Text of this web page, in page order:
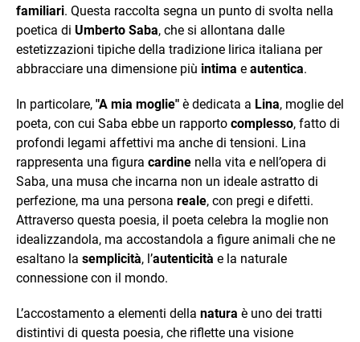
familiari. Questa raccolta segna un punto di svolta nella
poetica di Umberto Saba, che si allontana dalle
estetizzazioni tipiche della tradizione lirica italiana per
abbracciare una dimensione più intima e autentica.
In particolare, "A mia moglie" è dedicata a Lina, moglie del
poeta, con cui Saba ebbe un rapporto complesso, fatto di
profondi legami affettivi ma anche di tensioni. Lina
rappresenta una figura cardine nella vita e nell’opera di
Saba, una musa che incarna non un ideale astratto di
perfezione, ma una persona reale, con pregi e difetti.
Attraverso questa poesia, il poeta celebra la moglie non
idealizzandola, ma accostandola a figure animali che ne
esaltano la semplicità, l’autenticità e la naturale
connessione con il mondo.
L’accostamento a elementi della natura è uno dei tratti
distintivi di questa poesia, che riflette una visione